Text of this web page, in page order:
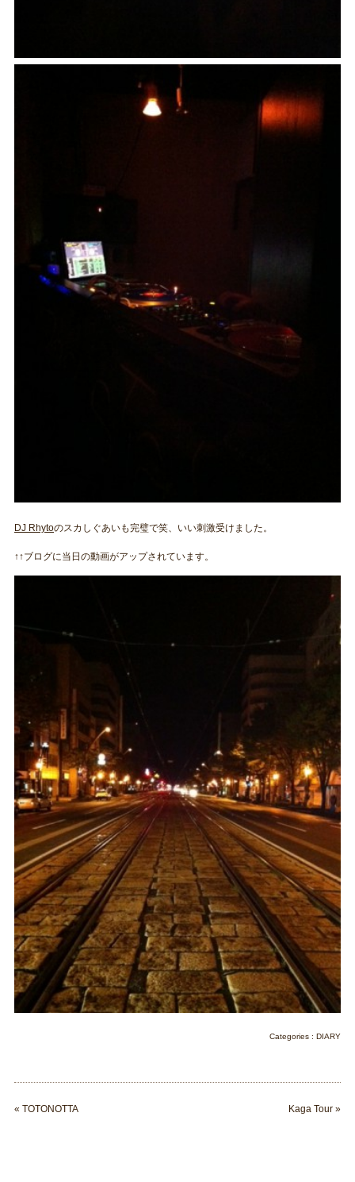
DJ Rhytoのスカしぐあいも完璧で笑、いい刺激受けました。
↑↑ブログに当日の動画がアップされています。
Categories : DIARY
« TOTONOTTA Kaga Tour »